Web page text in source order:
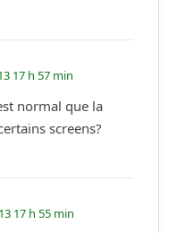
17 h 57 min
normal que la
screens?
17 h 55 min